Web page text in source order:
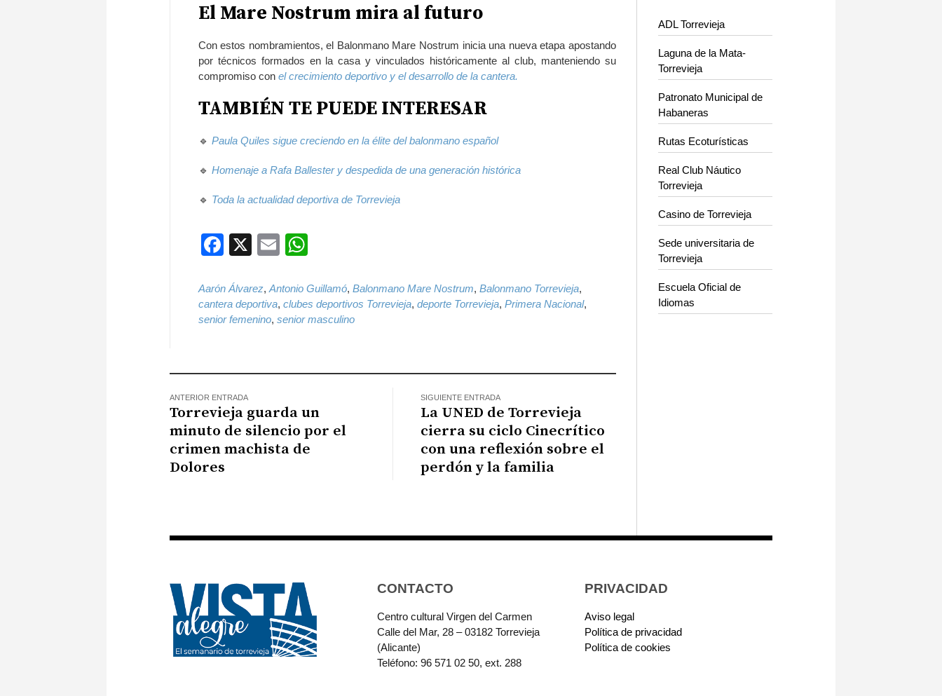
El Mare Nostrum mira al futuro
Con estos nombramientos, el Balonmano Mare Nostrum inicia una nueva etapa apostando
por técnicos formados en la casa y vinculados históricamente al club, manteniendo su
compromiso conel crecimiento deportivo y el desarrollo de la cantera.
TAMBIÉN TE PUEDE INTERESAR
🔹 Paula Quiles sigue creciendo en la élite del balonmano español
🔹 Homenaje a Rafa Ballester y despedida de una generación histórica
🔹 Toda la actualidad deportiva de Torrevieja
Facebook
X Email
Aarón Álvarez, Antonio Guillamó, Balonmano Mare Nostrum, Balonmano Torrevieja,
cantera deportiva, clubes deportivos Torrevieja, deporte Torrevieja, Primera Nacional,
senior femenino, senior masculino
ANTERIOR ENTRADA
Torrevieja guarda un
minuto de silencio por el
crimen machista de
Dolores
SIGUIENTE ENTRADA
La UNED de Torrevieja
cierra su ciclo Cinecrítico
con una reflexión sobre el
perdón y la familia
ADL Torrevieja
Laguna de la Mata-
Torrevieja
Patronato Municipal de
Habaneras
Rutas Ecoturísticas
Real Club Náutico
Torrevieja
Casino de Torrevieja
Sede universitaria de
Torrevieja
Escuela Oficial de
Idiomas
CONTACTO
Centro cultural Virgen del Carmen
Calle del Mar, 28 – 03182 Torrevieja
(Alicante)
Teléfono: 96 571 02 50, ext. 288
PRIVACIDAD
Aviso legal
Política de privacidad
Política de cookies